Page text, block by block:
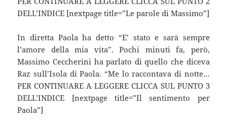
DELL’INDICE [nextpage title=”Le parole di Massimo”]
In diretta Paola ha detto “E’ stato e sarà sempre
l’amore della mia vita”. Pochi minuti fa, però,
Massimo Ceccherini ha parlato di quello che diceva
Raz sull’Isola di Paola. “Me lo raccontava di notte…
PER CONTINUARE A LEGGERE CLICCA SUL PUNTO 3
DELL’INDICE [nextpage title=”Il sentimento per
Paola”]